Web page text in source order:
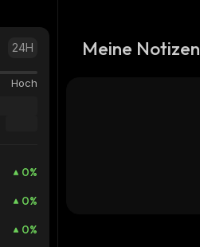
24H
Hoch
0%
0%
0%
Meine Notizen